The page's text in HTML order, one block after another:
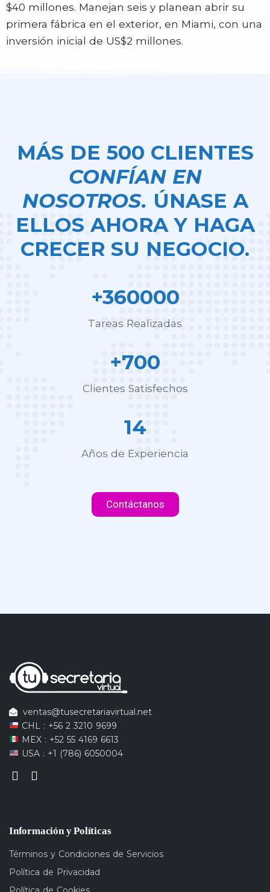
$40 millones. Manejan seis y planean abrir su
primera fábrica en el exterior, en Miami, con una
inversión inicial de US$2 millones.
MÁS DE 500 CLIENTES
CONFÍAN EN
NOSOTROS. ÚNASE A
ELLOS AHORA Y HAGA
CRECER SU NEGOCIO.
+360000
Tareas Realizadas
+700
Clientes Satisfechos
14
Años de Experiencia
Contáctanos
ventas@tusecretariavirtual.net
CHL : +56 2 3210 9699
MEX : +52 55 4169 6613
USA : +1 (786) 6050004
Información y Políticas
Términos y Condiciones de Servicios
Política de Privacidad